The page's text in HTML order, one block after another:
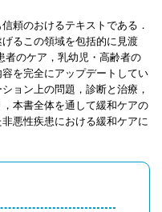
頼のおけるテキストである．
るこの領域を包括的に見渡
者のケア，乳幼児・高齢者の
を完全にアップデートしてい
ョン上の問題，診断と治療，
本書全体を通して緩和ケアの
悪性疾患における緩和ケアに